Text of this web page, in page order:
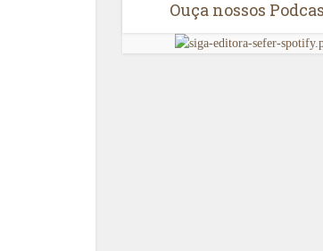
Ouça nossos